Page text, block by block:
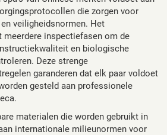
die zorgen voor
veiligheidsnormen. Het
inspectiefasen om de
en biologische
Deze strenge
garanderen dat elk paar voldoet
gesteld aan professionele
materialen die worden gebruikt in
internationale milieunormen voor